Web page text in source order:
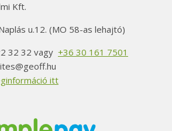
Kft.
u.12. (MO 58-as lehajtó)
32 32 vagy +36 30 161 7501
itt